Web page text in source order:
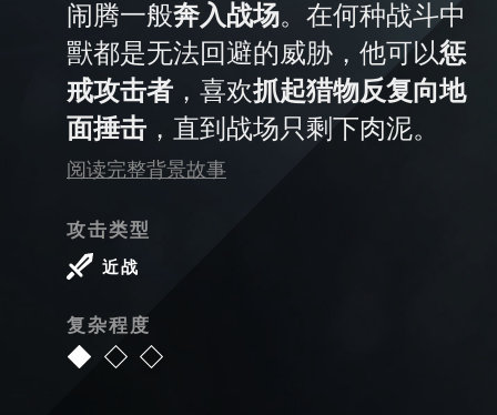
闹腾一般奔入战场。在何种战斗中
獸都是无法回避的威胁，他可以惩
戒攻击者 ，喜欢抓起猎物反复向地
面捶击 ，直到战场只剩下肉泥。
阅读完整背景故事
攻击类型
近战
复杂程度